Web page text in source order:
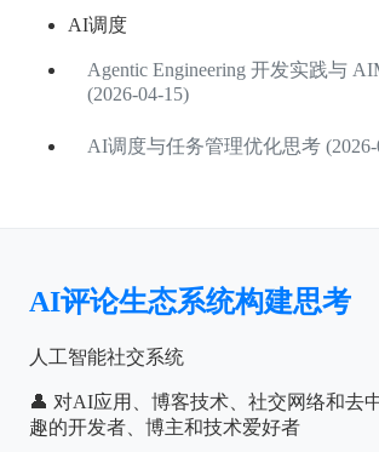
AI调度
Agentic Engineering 开发实践与
(2026-04-15)
AI调度与任务管理优化思考 (2026-
AI评论生态系统构建思考
人工智能社交系统
👤 对AI应用、博客技术、社交网络和去
趣的开发者、博主和技术爱好者